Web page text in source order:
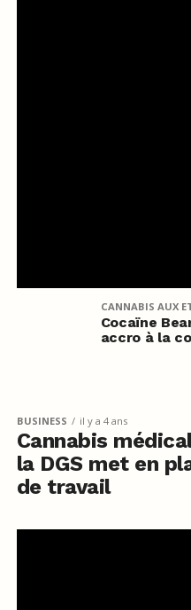
CANNABIS AUX
Cocaïne
accro à la
BUSINESS il y a 4 ans
Cannabis
la DGS met en
de travail